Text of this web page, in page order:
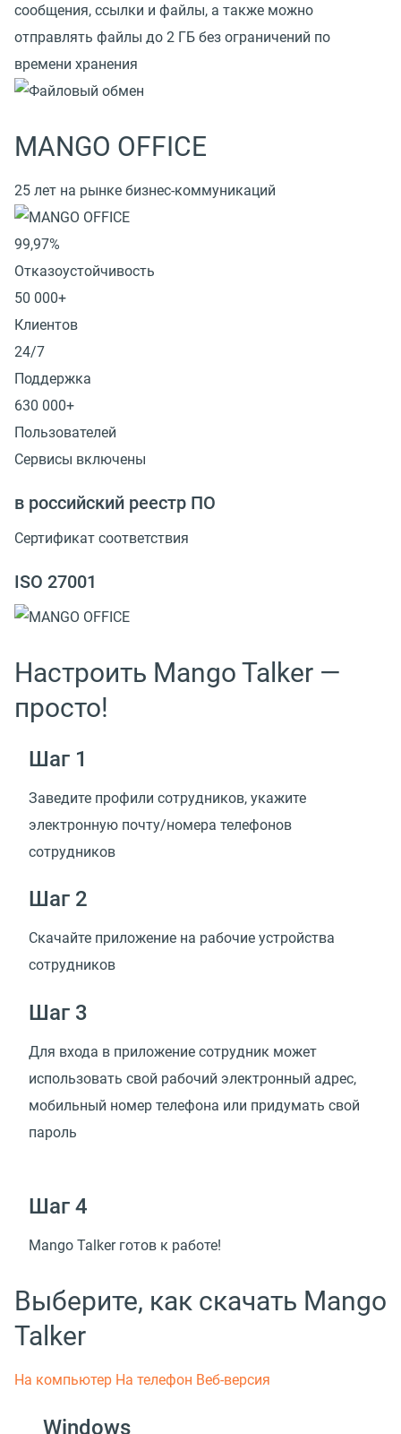
сообщения, ссылки и файлы, а также можно
отправлять файлы до 2 ГБ без ограничений по
времени хранения
MANGO OFFICE
25 лет на рынке бизнес-коммуникаций
99,97%
Отказоустойчивость
50 000+
Клиентов
24/7
Поддержка
630 000+
Пользователей
Сервисы включены
в российский реестр ПО
Сертификат соответствия
ISO 27001
Настроить Mango Talker —
просто!
Шаг 1
Заведите профили сотрудников, укажите
электронную почту/номера телефонов
сотрудников
Шаг 2
Скачайте приложение на рабочие устройства
сотрудников
Шаг 3
Для входа в приложение сотрудник может
использовать свой рабочий электронный адрес,
мобильный номер телефона или придумать свой
пароль
Шаг 4
Mango Talker готов к работе!
Выберите, как скачать Mango
Talker
На компьютер На телефон Веб-версия
Windows